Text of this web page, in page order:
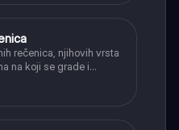
rečenica, njihovih vrsta
na koji se grade i